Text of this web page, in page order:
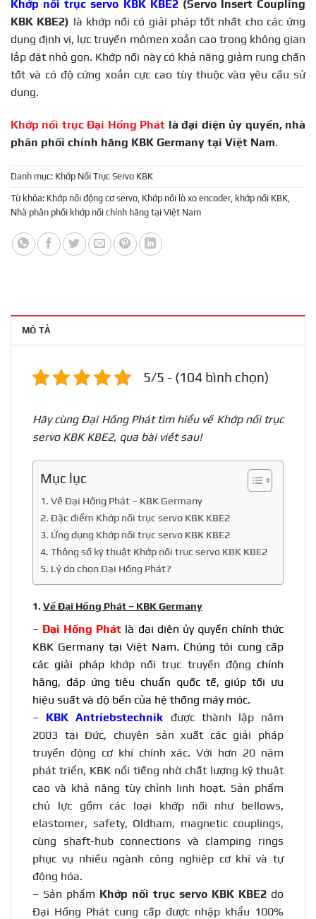
Khớp nối trục servo KBK KBE2 (Servo Insert Coupling
KBK KBE2) là khớp nối có giải pháp tốt nhất cho các ứng
dụng định vị, lực truyền mômen xoắn cao trong không gian
lắp đặt nhỏ gọn. Khớp nối này có khả năng giảm rung chấn
tốt và có độ cứng xoắn cực cao tùy thuộc vào yêu cầu sử
dụng.
Khớp nối trục Đại Hồng Phát là đại diện ủy quyền, nhà
phân phối chính hãng KBK Germany tại Việt Nam.
Danh mục: Khớp Nối Trục Servo KBK
Từ khóa: Khớp nối động cơ servo, Khớp nối lò xo encoder, khớp nối KBK,
Nhà phân phối khớp nối chính hãng tại Việt Nam
MÔ TẢ
5/5 - (104 bình chọn)
Hãy cùng Đại Hồng Phát tìm hiểu về Khớp nối trục
servo KBK KBE2, qua bài viết sau!
Mục lục
1. Về Đại Hồng Phát – KBK Germany
2. Đặc điểm Khớp nối trục servo KBK KBE2
3. Ứng dụng Khớp nối trục servo KBK KBE2
4. Thông số kỹ thuật Khớp nối trục servo KBK KBE2
5. Lý do chọn Đại Hồng Phát?
1. Về Đại Hồng Phát – KBK Germany
–Đại Hồng Phát là đại diện ủy quyền chính thức
KBK Germany tại Việt Nam. Chúng tôi cung cấp
các giải pháp khớp nối trục truyền động chính
hãng, đáp ứng tiêu chuẩn quốc tế, giúp tối ưu
hiệu suất và độ bền của hệ thống máy móc.
– KBK Antriebstechnik được thành lập năm
2003 tại Đức, chuyên sản xuất các giải pháp
truyền động cơ khí chính xác. Với hơn 20 năm
phát triển, KBK nổi tiếng nhờ chất lượng kỹ thuật
cao và khả năng tùy chỉnh linh hoạt. Sản phẩm
chủ lực gồm các loại khớp nối như bellows,
elastomer, safety, Oldham, magnetic couplings,
cùng shaft-hub connections và clamping rings
phục vụ nhiều ngành công nghiệp cơ khí và tự
động hóa.
– Sản phẩm Khớp nối trục servo KBK KBE2 do
Đại Hồng Phát cung cấp được nhập khẩu 100%